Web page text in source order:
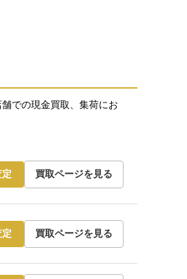
での現金買取、集荷にお
買取ページを見る
買取ページを見る